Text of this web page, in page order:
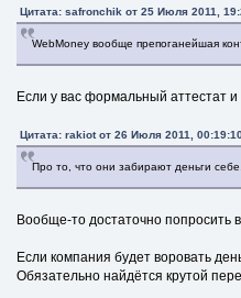
Цитата: safronchik от 25 Июля 2011,
WebMoney вообще препоганейшая
Если у вас формальный аттестат
Цитата: rakiot от 26 Июля 2011,
Про то, что они забирают деньги
Вообще-то достаточно попросить
Если компания будет воровать
Обязательно найдётся крутой